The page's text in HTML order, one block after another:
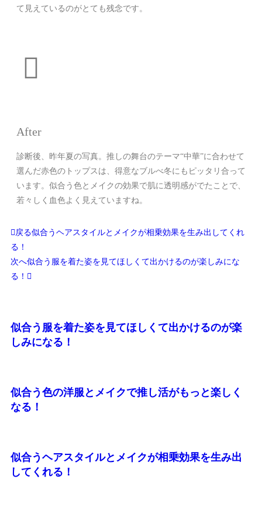
て見えているのがとても残念です。
After
診断後、昨年夏の写真。推しの舞台のテーマ“中華”に合わせて
選んだ赤色のトップスは、得意なブルべ冬にもピッタリ合って
います。似合う色とメイクの効果で肌に透明感がでたことで、
若々しく血色よく見えていますね。
戻る似合うヘアスタイルとメイクが相乗効果を生み出してくれ
る！
次へ似合う服を着た姿を見てほしくて出かけるのが楽しみにな
る！
似合う服を着た姿を見てほしくて出かけるのが楽
しみになる！
似合う色の洋服とメイクで推し活がもっと楽しく
なる！
似合うヘアスタイルとメイクが相乗効果を生み出
してくれる！